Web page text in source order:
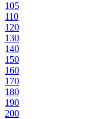
105
110
120
130
140
150
160
170
180
190
200